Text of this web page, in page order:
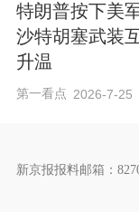
特朗普按下美
沙特胡塞武装
升温
第一看点 2026-7-25
新京报报料邮箱：